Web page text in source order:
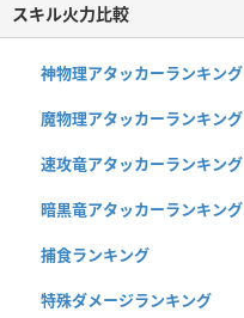
スキル火力比較
神物理アタッカーランキング
魔物理アタッカーランキング
速攻竜アタッカーランキング
暗黒竜アタッカーランキング
捕食ランキング
特殊ダメージランキング